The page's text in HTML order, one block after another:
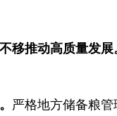
移推动高质量发展
严格地方储备粮管